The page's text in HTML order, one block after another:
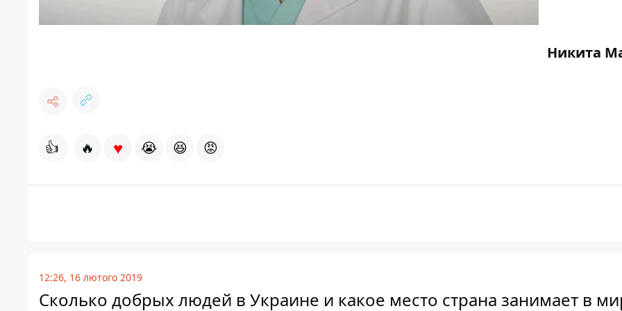
Никита
👍 🔥 ♥ 😭 😆 😡
12:26, 16 лютого 2019
Сколько добрых людей в Украине и какое место страна занимает в